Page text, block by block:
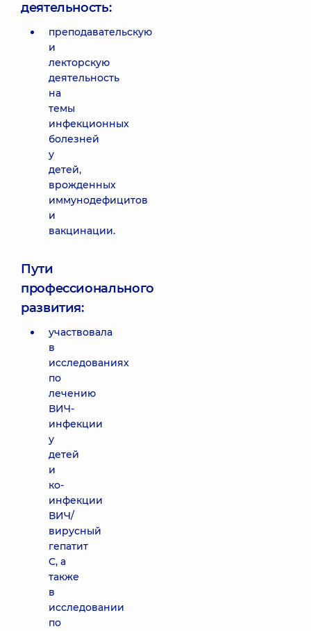
деятельность:
преподавательскую
и
лекторскую
деятельность
на
темы
инфекционных
болезней
у
детей,
врожденных
иммунодефицитов
и
вакцинации.
Пути
профессионального
развития:
участвовала
в
исследованиях
по
лечению
ВИЧ-
инфекции
у
детей
и
ко-
инфекции
ВИЧ/
вирусный
гепатит
C, а
также
в
исследовании
по